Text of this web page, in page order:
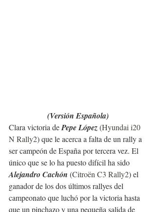
(Versión Española)
Clara victoria de Pepe López (Hyundai i20
N Rally2) que le acerca a falta de un rally a
ser campeón de España por tercera vez. El
único que se lo ha puesto difícil ha sido
Alejandro Cachón (Citroën C3 Rally2) el
ganador de los dos últimos rallyes del
campeonato que luchó por la victoria hasta
que un pinchazo y una pequeña salida de